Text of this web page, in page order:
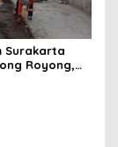
Surakarta
Royong,